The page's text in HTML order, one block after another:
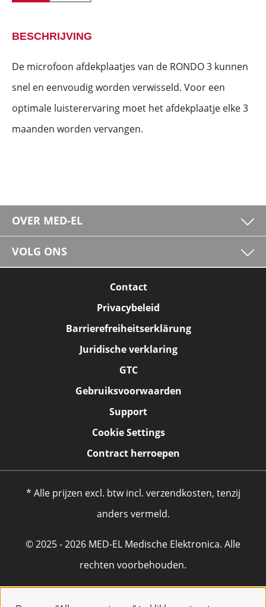
BESCHRIJVING
De microfoon afdekplaatjes van de RONDO 3 kunnen
snel en eenvoudig worden verwisseld. Voor een
optimale luisterervaring moet het afdekplaatje elke 3
maanden worden vervangen.
OVER MED-EL
VOLG ONS
Contact
Privacybeleid
Barrierefreiheitserklärung
Juridische verklaring
GTC
Gebruiksvoorwaarden
Support
Cookie Settings
Contract herroepen
* Alle prijzen excl. btw incl. verzendkosten, tenzij
anders vermeld.
© 2025 - 2026 MED-EL Medische Elektronica. Alle
rechten voorbehouden.